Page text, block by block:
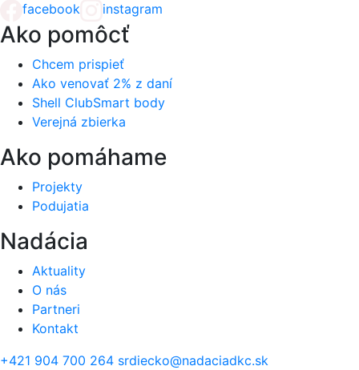
facebook instagram
Ako pomôcť
Chcem prispieť
Ako venovať 2% z daní
Shell ClubSmart body
Verejná zbierka
Ako pomáhame
Projekty
Podujatia
Nadácia
Aktuality
O nás
Partneri
Kontakt
+421 904 700 264 srdiecko@nadaciadkc.sk